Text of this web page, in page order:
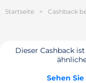
Startseite > Cashback
Dieser Cashback
Sehen